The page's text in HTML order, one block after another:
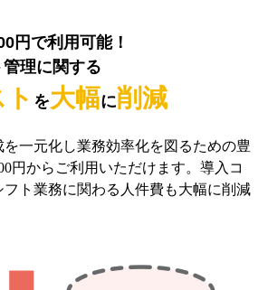
円で利用可能！
管理に関する
を大幅に削減
一元化し業務効率化を図るための豊
円からご利用いただけます。導入コ
フト業務に関わる人件費も大幅に削減